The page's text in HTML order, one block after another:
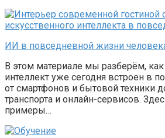
ИИ в повседневной жизни
В этом материале мы разберём,
интеллект уже сегодня встроен в
от смартфонов и бытовой техники
транспорта и онлайн-сервисов.
примеры…